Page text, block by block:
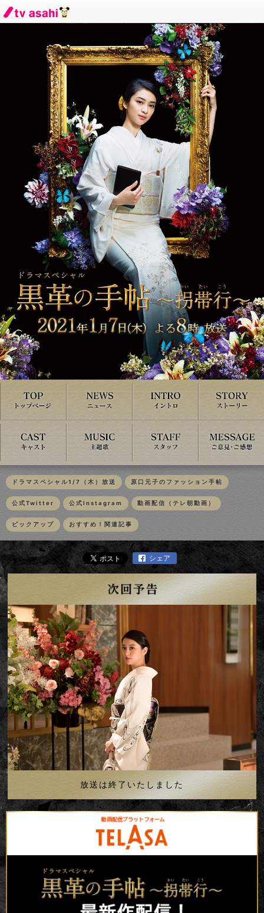
ドラマスペシャル1/7（木）放送 原口元子のファッション手帖
公式Twitter 公式Instagram 動画配信（テレ朝動画）
ピックアップ おすすめ！関連記事
シェア
放送は終了いたしました